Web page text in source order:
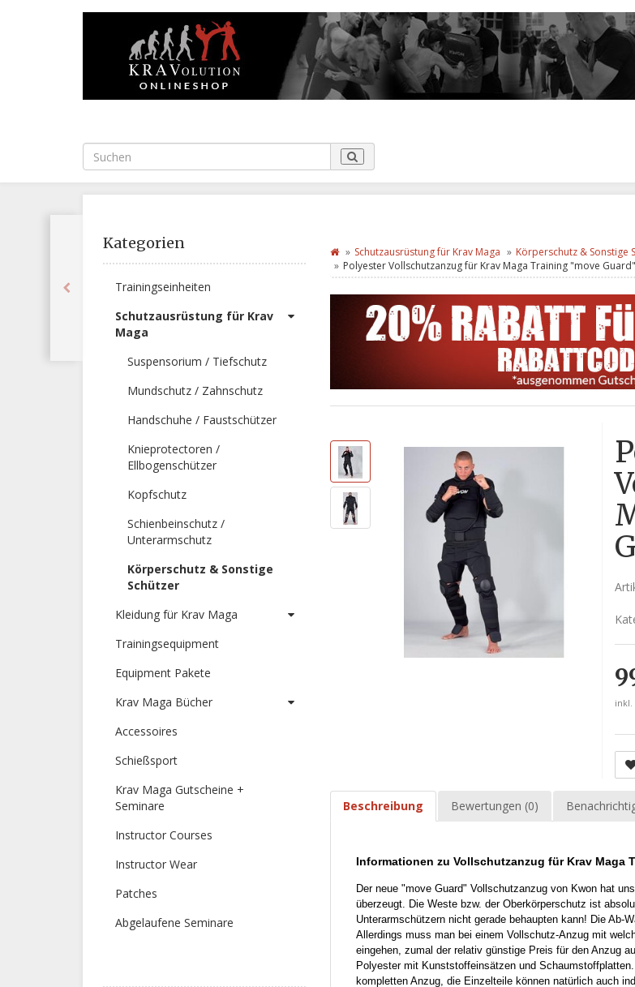
Kategorien
Trainingseinheiten
Schutzausrüstung für Krav
Maga
Suspensorium / Tiefschutz
Mundschutz / Zahnschutz
Handschuhe / Faustschützer
Knieprotectoren /
Ellbogenschützer
Kopfschutz
Schienbeinschutz /
Unterarmschutz
Körperschutz & Sonstige
Schützer
Kleidung für Krav Maga
Trainingsequipment
Equipment Pakete
Krav Maga Bücher
Accessoires
Schießsport
Krav Maga Gutscheine +
Seminare
Instructor Courses
Instructor Wear
Patches
Abgelaufene Seminare
Schutzausrüstung für Krav Maga
Körperschutz & Sonstige
Polyester Vollschutzanzug für Krav Maga Training "move Guard"
inkl.
Beschreibung Bewertungen (0)
Informationen zu Vollschutzanzug für Krav Maga
Der neue "move Guard" Vollschutzanzug von Kwon hat
überzeugt. Die Weste bzw. der Oberkörperschutz ist
Unterarmschützern nicht gerade behaupten kann! Die
Allerdings muss man bei einem Vollschutz-Anzug mit
eingehen, zumal der relativ günstige Preis für den Anzug
Polyester mit Kunststoffeinsätzen und
kompletten Anzug, die Einzelteile können natürlich auch